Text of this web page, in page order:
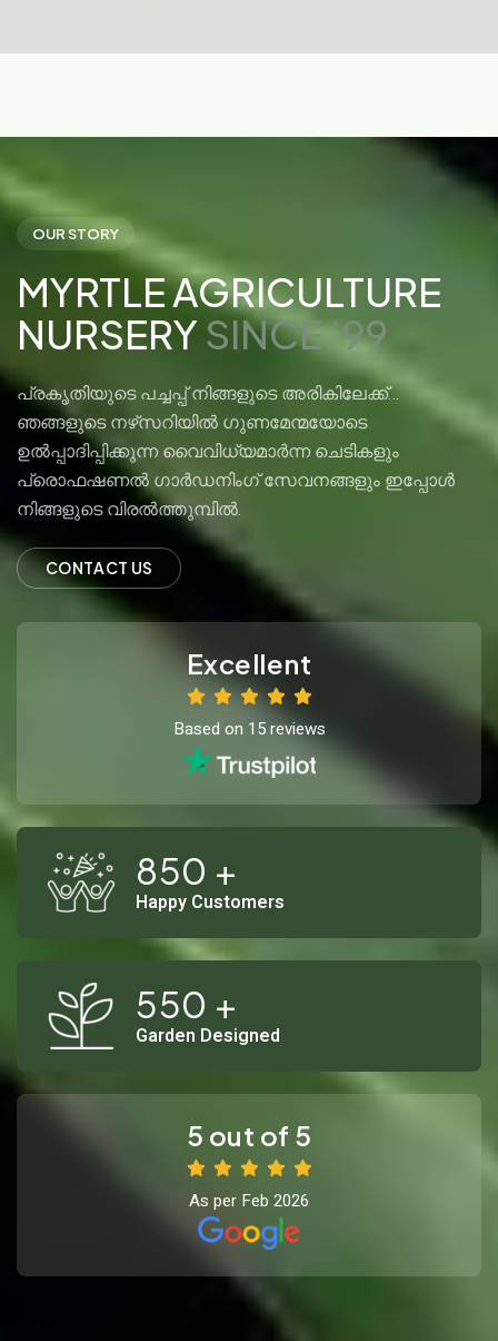
OUR STORY
MYRTLE AGRICULTURE
NURSERYSINCE ’99
​പ്രകൃതിയുടെ പച്ചപ്പ് നിങ്ങളുടെ അരികിലേക്ക്…
ഞങ്ങളുടെ നഴ്‌സറിയിൽ ഗുണമേന്മയോടെ
ഉൽപ്പാദിപ്പിക്കുന്ന വൈവിധ്യമാർന്ന ചെടികളും
പ്രൊഫഷണൽ ഗാർഡനിംഗ് സേവനങ്ങളും ഇപ്പോൾ
നിങ്ങളുടെ വിരൽത്തുമ്പിൽ.
CONTACT US
Excellent
Based on 15 reviews
850 +
Happy Customers
550 +
Garden Designed
5 out of 5
As per Feb 2026